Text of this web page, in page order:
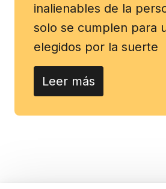
inalienables de la
solo se cumplen para
elegidos por la suerte
Leer más